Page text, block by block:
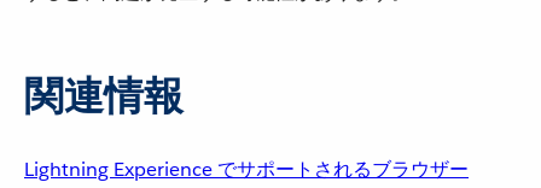
関連情報
Lightning Experience でサポートされるブラウザー